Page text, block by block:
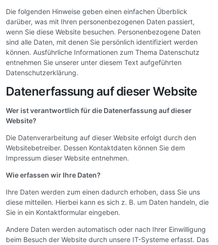
Die folgenden Hinweise geben einen einfachen Überblick
darüber, was mit Ihren personenbezogenen Daten passiert,
wenn Sie diese Website besuchen. Personenbezogene Daten
sind alle Daten, mit denen Sie persönlich identifiziert werden
können. Ausführliche Informationen zum Thema Datenschutz
entnehmen Sie unserer unter diesem Text aufgeführten
Datenschutzerklärung.
Datenerfassung auf dieser Website
Wer ist verantwortlich für die Datenerfassung auf dieser
Website?
Die Datenverarbeitung auf dieser Website erfolgt durch den
Websitebetreiber. Dessen Kontaktdaten können Sie dem
Impressum dieser Website entnehmen.
Wie erfassen wir Ihre Daten?
Ihre Daten werden zum einen dadurch erhoben, dass Sie uns
diese mitteilen. Hierbei kann es sich z. B. um Daten handeln, die
Sie in ein Kontaktformular eingeben.
Andere Daten werden automatisch oder nach Ihrer Einwilligung
beim Besuch der Website durch unsere IT-Systeme erfasst. Das